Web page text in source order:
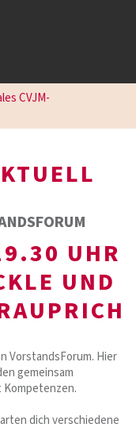
CVJM-
UHR
UND
VorstandsForum. Hier
gemeinsam
dich verschiedene